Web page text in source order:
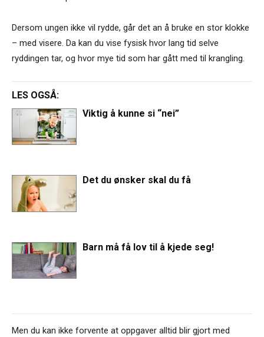
Dersom ungen ikke vil rydde, går det an å bruke en stor klokke
– med visere. Da kan du vise fysisk hvor lang tid selve
ryddingen tar, og hvor mye tid som har gått med til krangling.
LES OGSÅ:
Viktig å kunne si “nei”
Det du ønsker skal du få
Barn må få lov til å kjede seg!
Men du kan ikke forvente at oppgaver alltid blir gjort med